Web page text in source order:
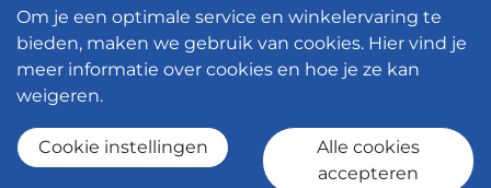
Hanglampen
Bureaustoelen
Om je een optimale service en winkelervaring te
bieden, maken we gebruik van cookies. Hier vind je
meer informatie over cookies en hoe je ze kan
weigeren.
Cookie instellingen
Alle cookies
accepteren